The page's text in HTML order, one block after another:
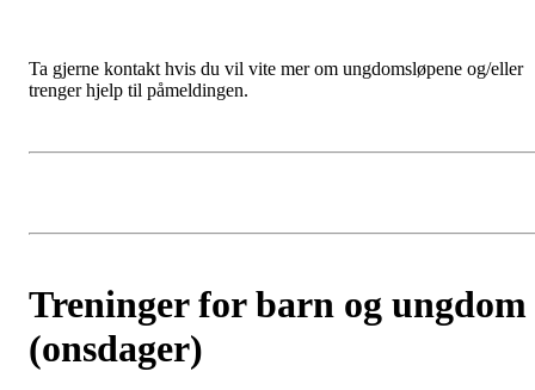
Ta gjerne kontakt hvis du vil vite mer om ungdomsløpene og/eller
trenger hjelp til påmeldingen.
Treninger for barn og ungdom
(onsdager)